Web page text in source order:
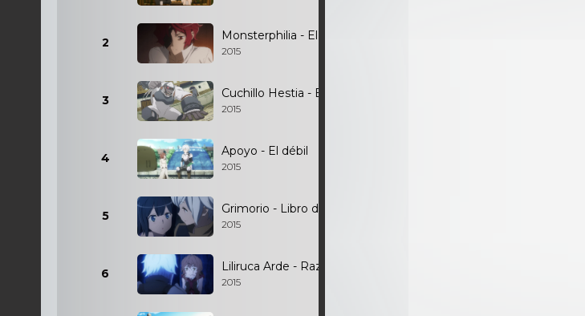
2 Monsterphilia - El festival de los monstruos
2015
3 Cuchillo Hestia - El filo de un dios
2015
4 Apoyo - El débil
2015
5 Grimorio - Libro de hechizos
2015
6 Liliruca Arde - Razón
2015